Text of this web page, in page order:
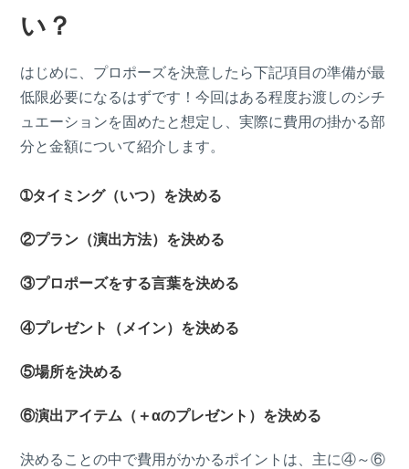
い？
はじめに、プロポーズを決意したら下記項目の準備が最
低限必要になるはずです！今回はある程度お渡しのシチ
ュエーションを固めたと想定し、実際に費用の掛かる部
分と金額について紹介します。
➀タイミング（いつ）を決める
②プラン（演出方法）を決める
③プロポーズをする言葉を決める
④プレゼント（メイン）を決める
⑤場所を決める
⑥演出アイテム（＋αのプレゼント）を決める
決めることの中で費用がかかるポイントは、主に④～⑥